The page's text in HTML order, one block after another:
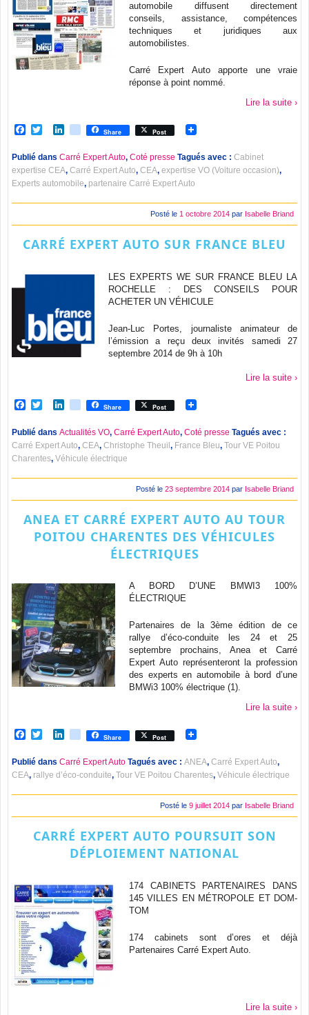
automobile diffusent directement
conseils, assistance, compétences
techniques et juridiques aux
automobilistes.
Carré Expert Auto apporte une vraie
réponse à point nommé.
Lire la suite ›
Facebook
TwitterLinkedIn
viadeoShare Post
Publié dans Carré Expert Auto, Coté presse Tagués avec : Cabinet
expertise CEA, Carré Expert Auto, CEA, expertise VO (Voiture occasion),
Experts automobile, partenaire Carré Expert Auto
Posté le 1 octobre 2014 par Isabelle Briand
CARRÉ EXPERT AUTO SUR FRANCE BLEU
LES EXPERTS WE SUR FRANCE BLEU LA
ROCHELLE : DES CONSEILS POUR
ACHETER UN VÉHICULE
Jean-Luc Portes, journaliste animateur de
l’émission a reçu deux invités samedi 27
septembre 2014 de 9h à 10h
Lire la suite ›
Facebook
TwitterLinkedIn
viadeoShare Post
Publié dans Actualités VO, Carré Expert Auto, Coté presse Tagués avec :
Carré Expert Auto, CEA, Christophe Theuil, France Bleu, Tour VE Poitou
Charentes, Véhicule électrique
Posté le 23 septembre 2014 par Isabelle Briand
ANEA ET CARRÉ EXPERT AUTO AU TOUR
POITOU CHARENTES DES VÉHICULES
ÉLECTRIQUES
A BORD D’UNE BMWI3 100%
ÉLECTRIQUE
Partenaires de la 3ème édition de ce
rallye d’éco-conduite les 24 et 25
septembre prochains, Anea et Carré
Expert Auto représenteront la profession
des experts en automobile à bord d’une
BMWi3 100% électrique (1).
Lire la suite ›
Facebook
TwitterLinkedIn
viadeoShare Post
Publié dans Carré Expert Auto Tagués avec : ANEA, Carré Expert Auto,
CEA, rallye d’éco-conduite, Tour VE Poitou Charentes, Véhicule électrique
Posté le 9 juillet 2014 par Isabelle Briand
CARRÉ EXPERT AUTO POURSUIT SON
DÉPLOIEMENT NATIONAL
174 CABINETS PARTENAIRES DANS
145 VILLES EN MÉTROPOLE ET DOM-
TOM
174 cabinets sont d’ores et déjà
Partenaires Carré Expert Auto.
Lire la suite ›